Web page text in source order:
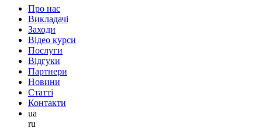
Про нас
Викладачі
Заходи
Відео курси
Послуги
Відгуки
Партнери
Новини
Статті
Контакти
ua
ru